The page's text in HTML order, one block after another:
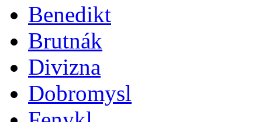
Benedikt
Brutnák
Divizna
Dobromysl